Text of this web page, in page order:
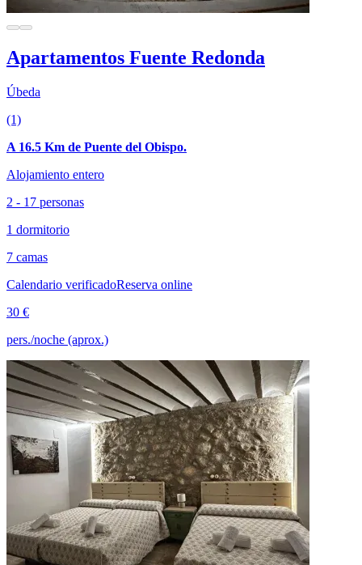
Apartamentos Fuente Redonda
Úbeda
(1)
A 16.5 Km de Puente del Obispo.
Alojamiento entero
2 - 17 personas
1 dormitorio
7 camas
Calendario verificadoReserva online
30 €
pers./noche (aprox.)